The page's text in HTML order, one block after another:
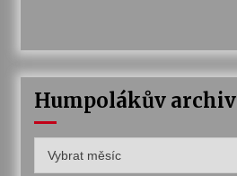
Humpolákův archiv
archiv